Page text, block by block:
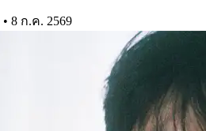
• 8 ก.ค. 2569